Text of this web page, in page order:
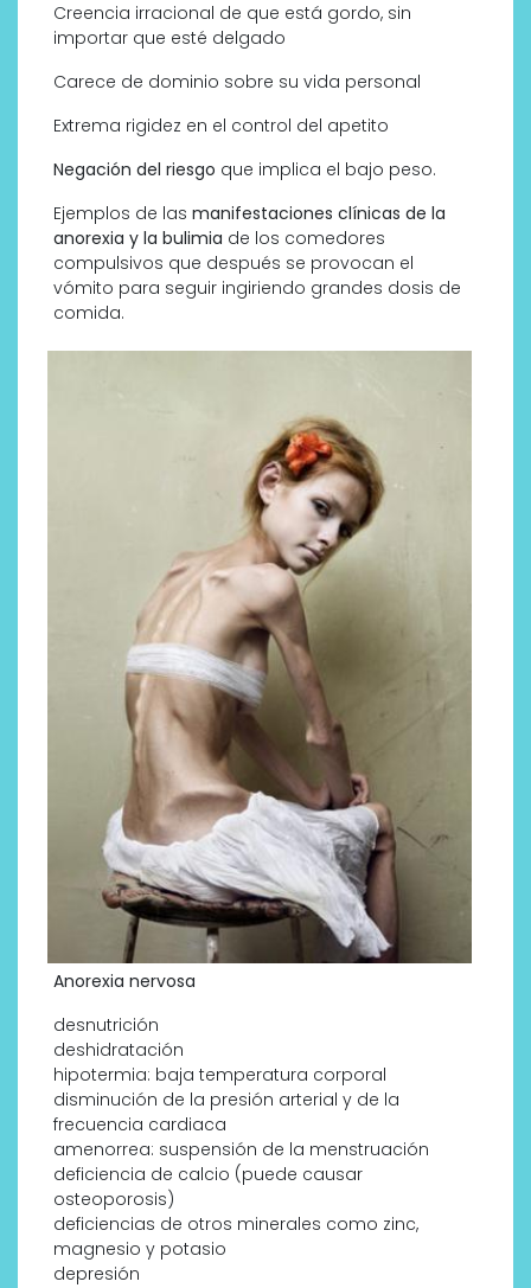
Creencia irracional de que está gordo, sin
importar que esté delgado
Carece de dominio sobre su vida personal
Extrema rigidez en el control del apetito
Negación del riesgo que implica el bajo peso.
Ejemplos de las manifestaciones clínicas de la
anorexia y la bulimia de los comedores
compulsivos que después se provocan el
vómito para seguir ingiriendo grandes dosis de
comida.
Anorexia nervosa
desnutrición
deshidratación
hipotermia: baja temperatura corporal
disminución de la presión arterial y de la
frecuencia cardiaca
amenorrea: suspensión de la menstruación
deficiencia de calcio (puede causar
osteoporosis)
deficiencias de otros minerales como zinc,
magnesio y potasio
depresión